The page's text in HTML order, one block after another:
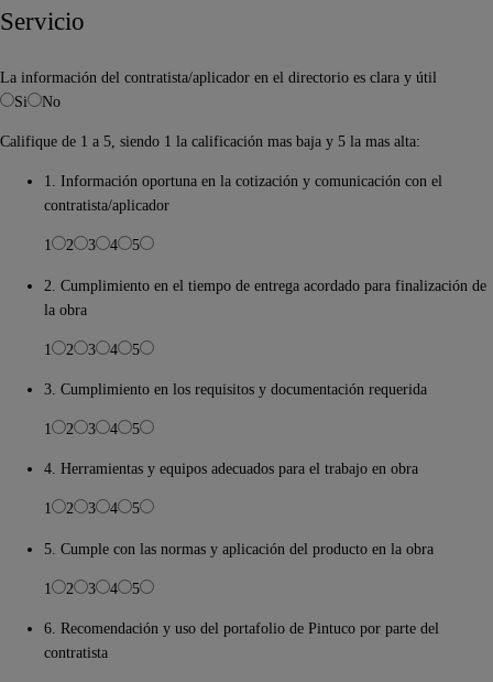
Servicio
La información del contratista/aplicador en el directorio es clara y útil
Si
No
Califique de 1 a 5, siendo 1 la calificación mas baja y 5 la mas alta:
1. Información oportuna en la cotización y comunicación con el
contratista/aplicador
1 2 3 4 5
2. Cumplimiento en el tiempo de entrega acordado para finalización de
la obra
1 2 3 4 5
3. Cumplimiento en los requisitos y documentación requerida
1 2 3 4 5
4. Herramientas y equipos adecuados para el trabajo en obra
1 2 3 4 5
5. Cumple con las normas y aplicación del producto en la obra
1 2 3 4 5
6. Recomendación y uso del portafolio de Pintuco por parte del
contratista